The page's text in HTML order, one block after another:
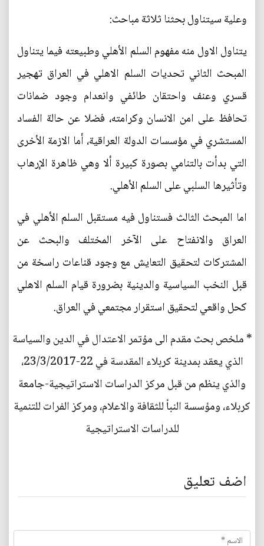
وعلية سيتناول بحثنا ثلاثة مباحث:
يتناول الاول منه مفهوم السلم الأهلي وطبيعته فيما يتناول
المبحث الثاني تحديات السلم الاهلي في العراق تهجير
قسري وعنف واحتقان طائفي وانعدام وجود ضمانات
تحافظ على امن الانسان وكرامته، فضلا عن حالة الفساد
المستشري في مؤسسات الدولة العراقية، أما الازمة الأخرى
التي بدأت بالتنامي بصورة كبيرة ألا وهي ظاهرة الإرهاب
وتأثيرها السلبي على السلم الأهلي.
اما المبحث الثالث فستناول فيه مستقبل السلم الأهلي في
العراق والانفتاح على الآخر المختلف والبحث عن
المشتركات لتحقيق التعايش مع وجود قناعات راسخة من
قبل النخب السياسية والدينية بضرورة قيام السلم الاهلي
كحل واقعي لتحقيق استقرار مجتمعي في العراق.
* ملخص بحث مقدم الى مؤتمر الاعتدال في الدين والسياسة
الذي يعقد بمدينة كربلاء المقدسة في 22-23/3/2017،
والذي ينظم من قبل مركز الدراسات الاستراتيجية-جامعة
كربلاء، ومؤسسة النبأ للثقافة والاعلام، ومركز الفرات للتنمية
للدراسات الاستراتيجية
اضف تعليق